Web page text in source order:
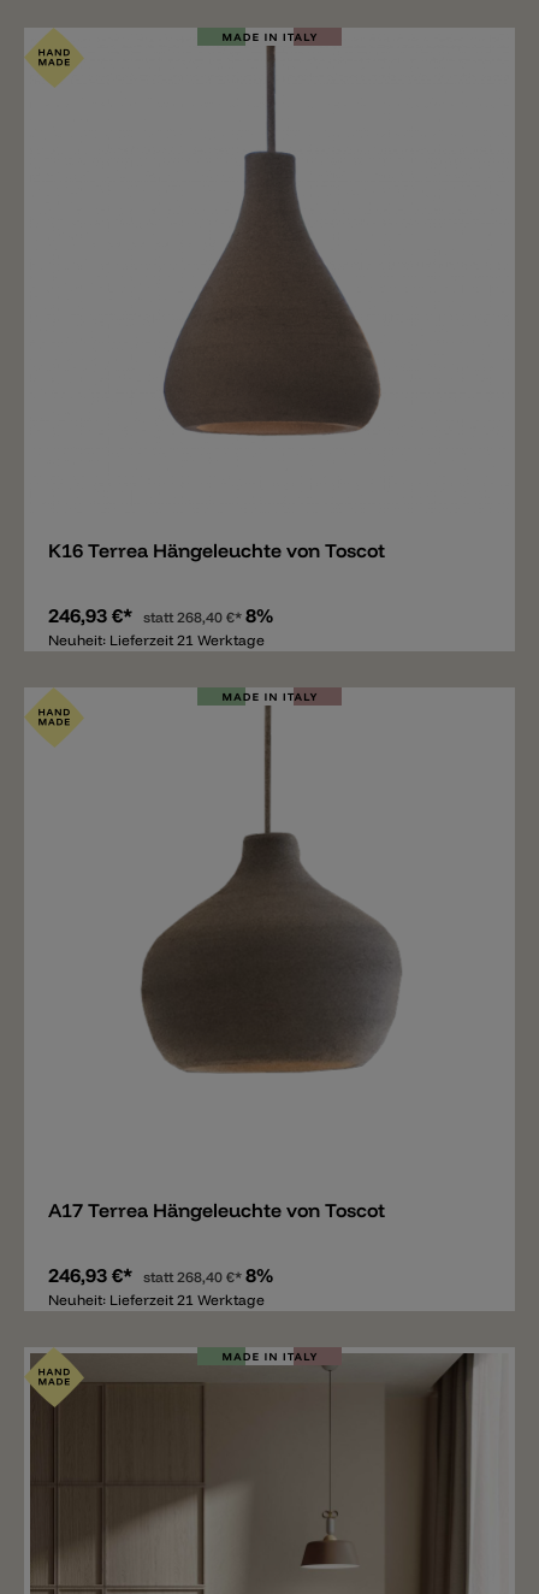
K16 Terrea Hängeleuchte von Toscot
246,93 €* statt268,40 €* 8%
Neuheit: Lieferzeit 21 Werktage
A17 Terrea Hängeleuchte von Toscot
246,93 €* statt268,40 €* 8%
Neuheit: Lieferzeit 21 Werktage